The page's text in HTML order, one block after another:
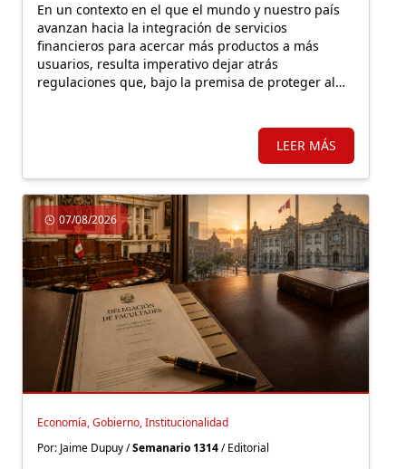
En un contexto en el que el mundo y nuestro país
avanzan hacia la integración de servicios
financieros para acercar más productos a más
usuarios, resulta imperativo dejar atrás
regulaciones que, bajo la premisa de proteger al
LEER MÁS
07/08/2026
Economía, Gobierno, Institucionalidad
Por: Jaime Dupuy /Semanario 1314/ Editorial